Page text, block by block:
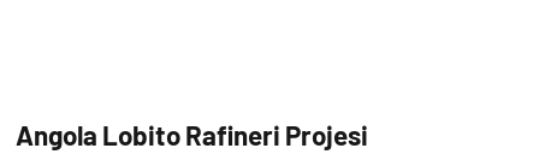
Angola Lobito Rafineri Projesi